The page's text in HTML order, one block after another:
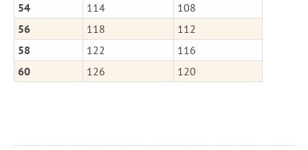
54
114
108
56
118
112
58
122
116
60
126 120